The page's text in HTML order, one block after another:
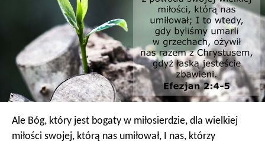
Ale Bóg, który jest bogaty w miłosierdzie, dla wielkiej
miłości swojej, którą nas umiłował, I nas, którzy